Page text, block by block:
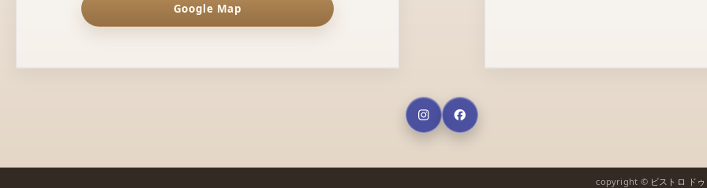
Google Map
copyright © ビストロ ド